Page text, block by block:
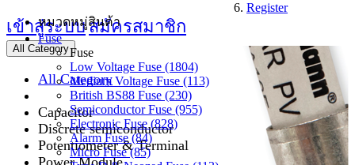
Register
เข้าสู่ระบบสมัครสมาชิก
All Category
All Category
Capacitor
Discrete semiconductor
Potentiometer & Terminal
Power Module
หมวดหมู่สินค้า
Fuse
Fuse
Low Voltage Fuse (1804)
Medium Voltage Fuse (113)
British BS88 Fuse (230)
Semiconductor Fuse (955)
Electronic Fuse (828)
Alarm Fuse (84)
Micro Fuse (85)